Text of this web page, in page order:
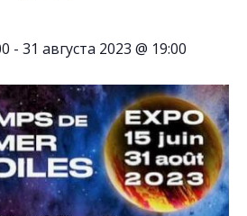
- 31 августа 2023 @ 19:00